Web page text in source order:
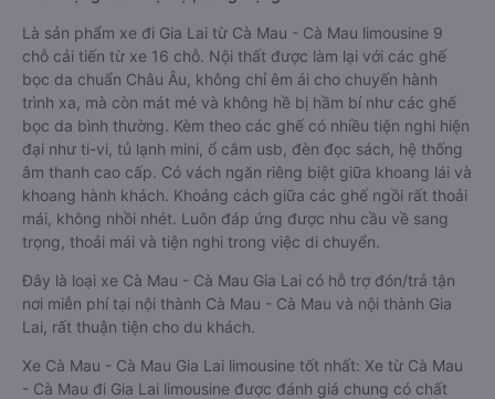
Là sản phẩm xe đi Gia Lai từ Cà Mau - Cà Mau limousine 9
chỗ cải tiến từ xe 16 chỗ. Nội thất được làm lại với các ghế
bọc da chuẩn Châu Âu, không chỉ êm ái cho chuyến hành
trình xa, mà còn mát mẻ và không hề bị hầm bí như các ghế
bọc da bình thường. Kèm theo các ghế có nhiều tiện nghi hiện
đại như ti-vi, tủ lạnh mini, ổ cắm usb, đèn đọc sách, hệ thống
âm thanh cao cấp. Có vách ngăn riêng biệt giữa khoang lái và
khoang hành khách. Khoảng cách giữa các ghế ngồi rất thoải
mái, không nhồi nhét. Luôn đáp ứng được nhu cầu về sang
trọng, thoải mái và tiện nghi trong việc di chuyển.
Đây là loại xe Cà Mau - Cà Mau Gia Lai có hỗ trợ đón/trả tận
nơi miễn phí tại nội thành Cà Mau - Cà Mau và nội thành Gia
Lai, rất thuận tiện cho du khách.
Xe Cà Mau - Cà Mau Gia Lai limousine tốt nhất: Xe từ Cà Mau
- Cà Mau đi Gia Lai limousine được đánh giá chung có chất